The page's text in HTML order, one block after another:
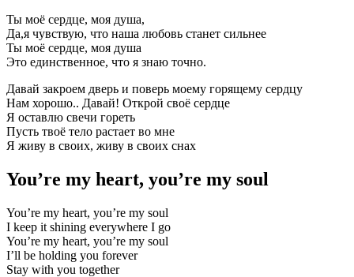
Ты моё сердце, моя душа,
Да,я чувствую, что наша любовь станет сильнее
Ты моё сердце, моя душа
Это единственное, что я знаю точно.
Давай закроем дверь и поверь моему горящему сердцу
Нам хорошо.. Давай! Открой своё сердце
Я оставлю свечи гореть
Пусть твоё тело растает во мне
Я живу в своих, живу в своих снах
You’re my heart, you’re my soul
You’re my heart, you’re my soul
I keep it shining everywhere I go
You’re my heart, you’re my soul
I’ll be holding you forever
Stay with you together